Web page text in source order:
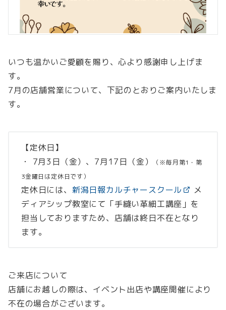
いつも温かいご愛顧を賜り、心より感謝申し上げま
す。
7月の店舗営業について、下記のとおりご案内いたしま
す。
【定休日】
・ 7月3日（金）、7月17日（金）
（※毎月第1・第
3金曜日は定休日です）
定休日には、 新潟日報カルチャースクール
メ
ディアシップ教室にて「手縫い革細工講座」を
担当しておりますため、店舗は終日不在となり
ます。
ご来店について
店舗にお越しの際は、イベント出店や講座開催により
不在の場合がございます。